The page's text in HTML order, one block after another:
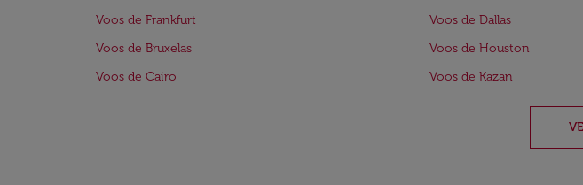
Voos de Frankfurt
Voos de Dallas
Voos de Bruxelas
Voos de Houston
Voos de Cairo
Voos de Kazan